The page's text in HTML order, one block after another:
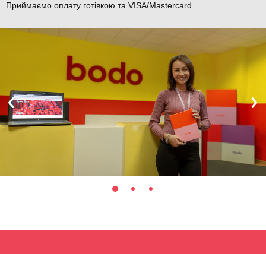
Приймаємо оплату готівкою та VISA/Mastercard